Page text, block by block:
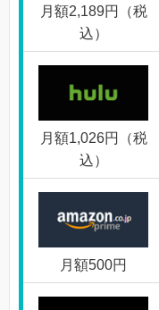
月額2,189円（税
込）
月額1,026円（税
込）
月額500円